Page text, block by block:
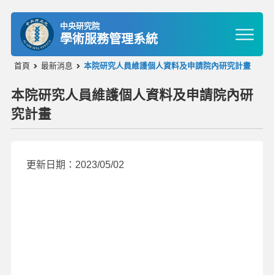
中央研究院
學術服務管理系統
首頁 最新消息 本院研究人員維護個人資料及申請院內研究計畫
本院研究人員維護個人資料及申請院內研
究計畫
更新日期：2023/05/02